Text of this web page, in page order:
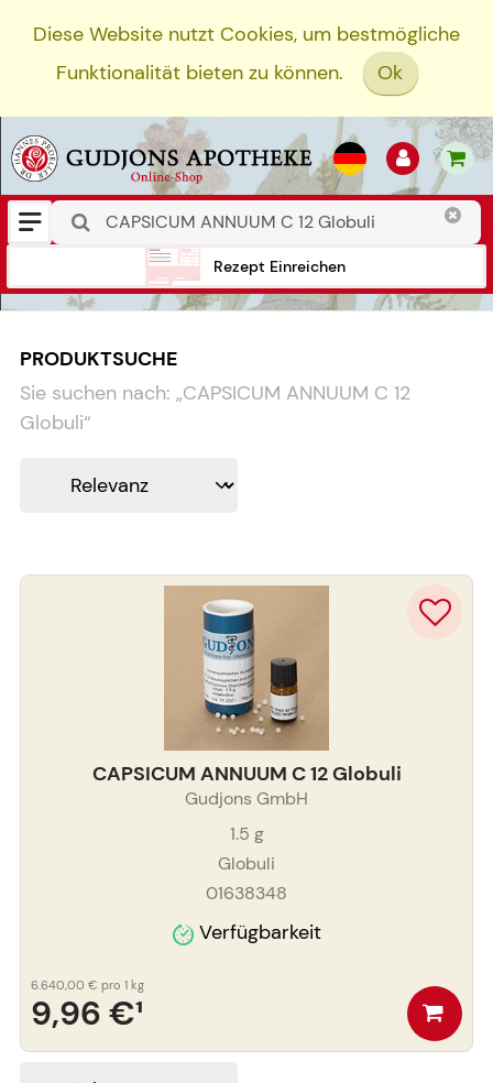
Diese Website nutzt Cookies, um bestmögliche
Funktionalität bieten zu können.
Ok
Rezept Einreichen
PRODUKTSUCHE
Sie suchen nach: „CAPSICUM ANNUUM C 12
Globuli“
CAPSICUM ANNUUM C 12 Globuli
Gudjons GmbH
1.5 g
Globuli
01638348
Verfügbarkeit
9,96 €¹
6.640,00 € pro 1 kg